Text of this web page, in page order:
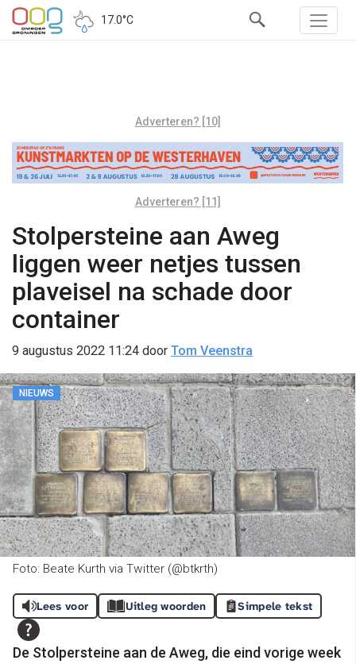
17.0°C
Adverteren? [10]
Adverteren? [11]
Stolpersteine aan Aweg
liggen weer netjes tussen
plaveisel na schade door
container
9 augustus 2022 11:24 door Tom Veenstra
NIEUWS
Foto: Beate Kurth via Twitter (@btkrth)
Lees voor Uitleg woorden Simpele tekst
De Stolpersteine aan de Aweg, die eind vorige week